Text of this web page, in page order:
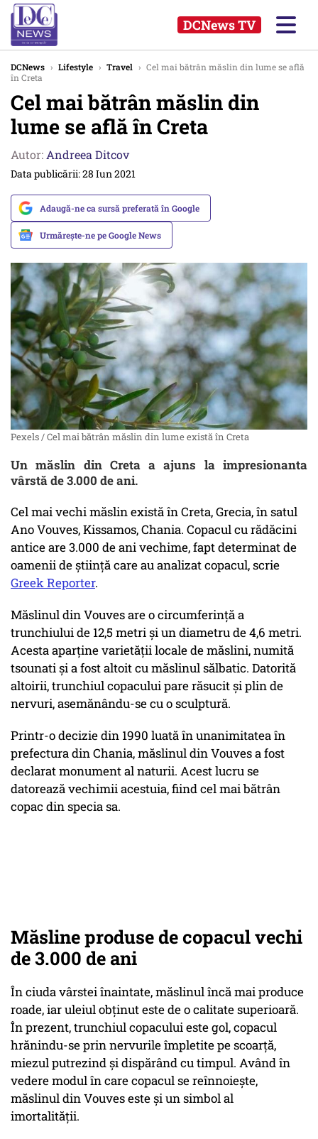
DCNews TV
DCNews › Lifestyle › Travel › Cel mai bătrân măslin din lume se află
în Creta
Cel mai bătrân măslin din
lume se află în Creta
Autor: Andreea Ditcov
Data publicării: 28 Iun 2021
Adaugă-ne ca sursă preferată în Google
Urmărește-ne pe Google News
Pexels / Cel mai bătrân măslin din lume există în Creta
Un măslin din Creta a ajuns la impresionanta
vârstă de 3.000 de ani.
Cel mai vechi măslin există în Creta, Grecia, în satul
Ano Vouves, Kissamos, Chania. Copacul cu rădăcini
antice are 3.000 de ani vechime, fapt determinat de
oamenii de știință care au analizat copacul, scrie
Greek Reporter.
Măslinul din Vouves are o circumferință a
trunchiului de 12,5 metri și un diametru de 4,6 metri.
Acesta aparține varietății locale de măslini, numită
tsounati și a fost altoit cu măslinul sălbatic. Datorită
altoirii, trunchiul copacului pare răsucit și plin de
nervuri, asemănându-se cu o sculptură.
Printr-o decizie din 1990 luată în unanimitatea în
prefectura din Chania, măslinul din Vouves a fost
declarat monument al naturii. Acest lucru se
datorează vechimii acestuia, fiind cel mai bătrân
copac din specia sa.
Măsline produse de copacul vechi
de 3.000 de ani
În ciuda vârstei înaintate, măslinul încă mai produce
roade, iar uleiul obținut este de o calitate superioară.
În prezent, trunchiul copacului este gol, copacul
hrănindu-se prin nervurile împletite pe scoarță,
miezul putrezind și dispărând cu timpul. Având în
vedere modul în care copacul se reînnoiește,
măslinul din Vouves este și un simbol al
imortalității.